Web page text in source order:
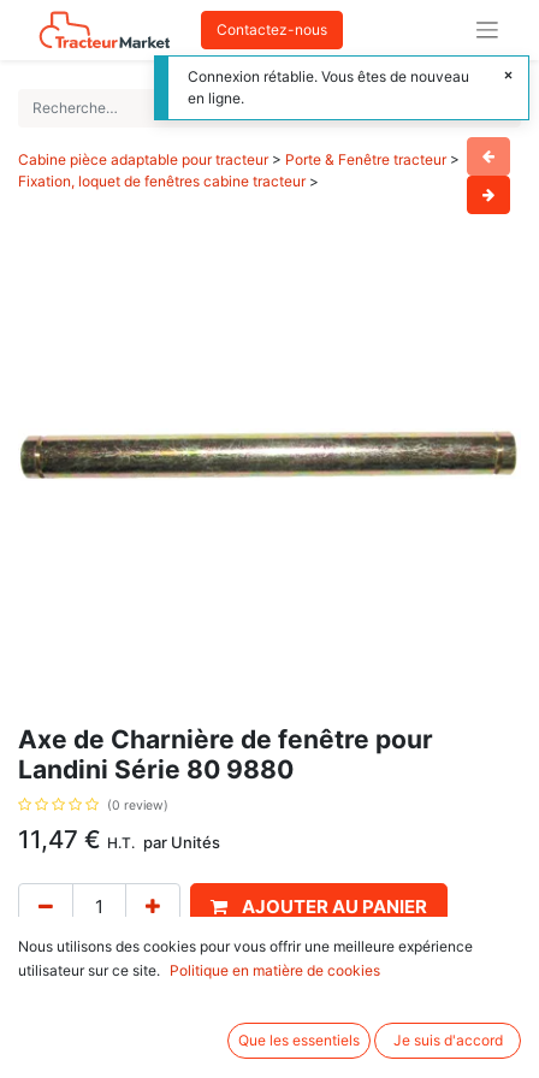
Contactez-nous
Cabine pièce adaptable pour tracteur> Porte & Fenêtre tracteur>
Fixation, loquet de fenêtres cabine tracteur>
Axe de Charnière de fenêtre pour
Landini Série 80 9880
(0 review)
11,47 € H.T. par Unités
AJOUTER AU PANIER
Délai de livraison : 1 semaine
Nous utilisons des cookies pour vous offrir une meilleure expérience
utilisateur sur ce site.
Politique en matière de cookies
Que les essentiels Je suis d'accord
Connexion rétablie. Vous êtes de nouveau
en ligne.